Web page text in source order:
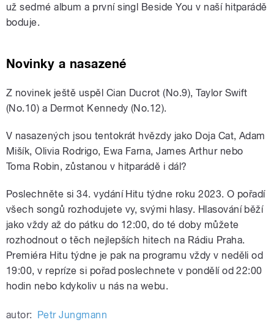
už sedmé album a první singl Beside You v naší hitparádě
boduje.
Novinky a nasazené
Z novinek ještě uspěl Cian Ducrot (No.9), Taylor Swift
(No.10) a Dermot Kennedy (No.12).
V nasazených jsou tentokrát hvězdy jako Doja Cat, Adam
Mišík, Olivia Rodrigo, Ewa Farna, James Arthur nebo
Toma Robin, zůstanou v hitparádě i dál?
Poslechněte si 34. vydání Hitu týdne roku 2023. O pořadí
všech songů rozhodujete vy, svými hlasy. Hlasování běží
jako vždy až do pátku do 12:00, do té doby můžete
rozhodnout o těch nejlepších hitech na Rádiu Praha.
Premiéra Hitu týdne je pak na programu vždy v neděli od
19:00, v repríze si pořad poslechnete v pondělí od 22:00
hodin nebo kdykoliv u nás na webu.
autor: Petr Jungmann